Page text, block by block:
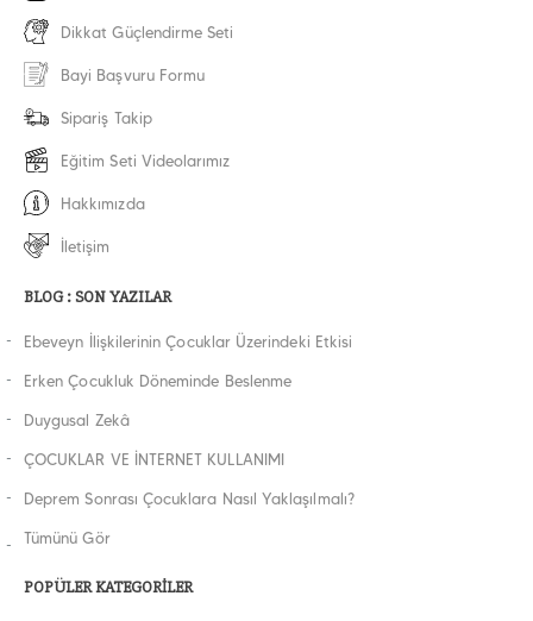
Dikkat Güçlendirme Seti
Bayi Başvuru Formu
Sipariş Takip
Eğitim Seti Videolarımız
Hakkımızda
İletişim
BLOG : SON YAZILAR
Ebeveyn İlişkilerinin Çocuklar Üzerindeki Etkisi
Erken Çocukluk Döneminde Beslenme
Duygusal Zekâ
ÇOCUKLAR VE İNTERNET KULLANIMI
Deprem Sonrası Çocuklara Nasıl Yaklaşılmalı?
Tümünü Gör
POPÜLER KATEGORİLER